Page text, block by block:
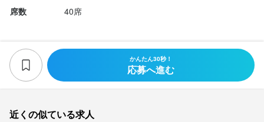
席数 40席
かんたん30秒！
応募へ進む
近くの似ている求人